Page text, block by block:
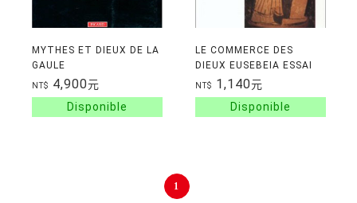
MYTHES ET DIEUX DE LA
GAULE
NT$ 4,900元
LE COMMERCE DES
DIEUX EUSEBEIA ESSAI
SUR PIETE EN GRECE
ANCIENNE
NT$ 1,140元
1